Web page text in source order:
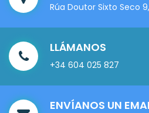
Rúa Doutor Sixto Seco
LLÁMANOS
+34 604 025 827
ENVÍANOS UN